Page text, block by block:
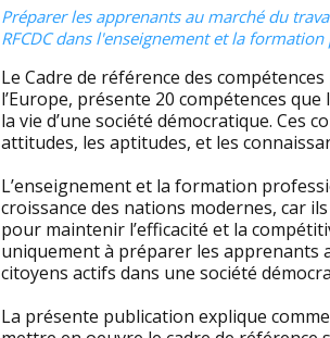
Préparer les apprenants au marché du
RFCDC dans l'enseignement et la
Le Cadre de référence des
l’Europe, présente 20 compétences
la vie d’une société démocratique. Ces
attitudes, les aptitudes, et les
L’enseignement et la formation
croissance des nations modernes, car
pour maintenir l’efficacité et la
uniquement à préparer les apprenants
citoyens actifs dans une société
La présente publication explique